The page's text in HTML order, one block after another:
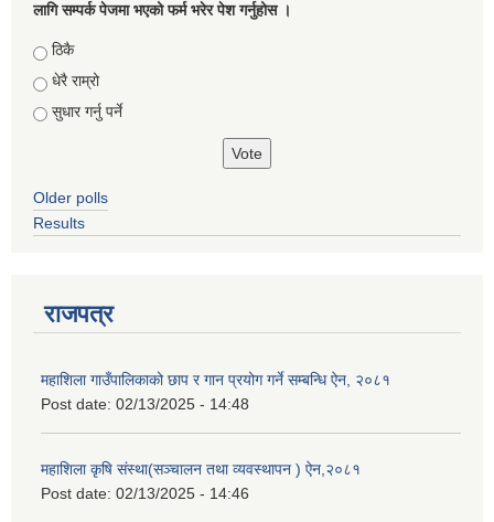
लागि सम्पर्क पेजमा भएको फर्म भरेर पेश गर्नुहोस ।
Choices
ठिकै
धेरै राम्रो
सुधार गर्नु पर्ने
Older polls
Results
राजपत्र
महाशिला गाउँपालिकाको छाप र गान प्रयोग गर्ने सम्बन्धि ऐन, २०८१
Post date: 02/13/2025 - 14:48
महाशिला कृषि संस्था(सञ्चालन तथा व्यवस्थापन ) ऐन,२०८१
Post date: 02/13/2025 - 14:46